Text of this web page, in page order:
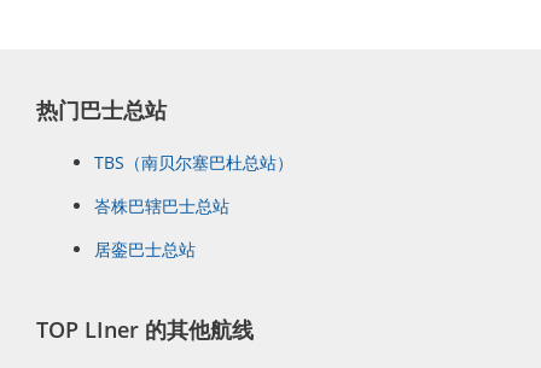
热门巴士总站
TBS（南贝尔塞巴杜总站）
峇株巴辖巴士总站
居銮巴士总站
TOP LIner 的其他航线